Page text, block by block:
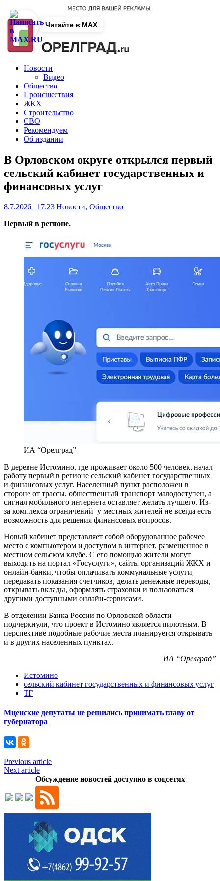
Новости
Видео
Общество
Происшествия
ЖКХ
Строительство
СВО
Рекомендуем
Об издании
В Орловском округе открылся первый
сельский кабинет государственных и
финансовых услуг
8.7.2026 | 17:23 Новости, Общество
Первый в регионе.
ИА “Орелград”
В деревне Истомино, где проживает около 500 человек, начал
работу первый в регионе сельский кабинет государственных
и финансовых услуг. Населенный пункт расположен в
стороне от трассы, общественный транспорт малодоступен, а
сигнал мобильного интернета оставляет желать лучшего. Из-
за комплекса ограничений у местных жителей не всегда есть
возможность для решения финансовых вопросов.
Новый кабинет представляет собой оборудованное рабочее
место с компьютером и доступом в интернет, размещенное в
местном сельском клубе. С его помощью жители могут
выходить на портал «Госуслуги», сайты организаций ЖКХ и
онлайн-банки, чтобы оплачивать коммунальные услуги,
передавать показания счетчиков, делать денежные переводы,
открывать вклады, оформлять страховки и пользоваться
другими доступными онлайн-сервисами.
В отделении Банка России по Орловской области
подчеркнули, что проект в Истомино является пилотным. В
перспективе подобные рабочие места планируется открывать
и в других населенных пунктах.
ИА “Орелград”
Истомино
сельский кабинет государственных и финансовых услуг
ТГ
Мценские депутаты не решились принимать главу от
губернатора
Previous article
Next article
Обсуждение новостей доступно в соцсетях
Читайте в MAX